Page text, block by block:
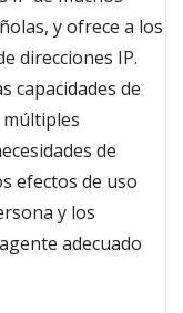
y ofrece a los
direcciones IP.
capacidades de
de
efectos de uso
y los
adecuado